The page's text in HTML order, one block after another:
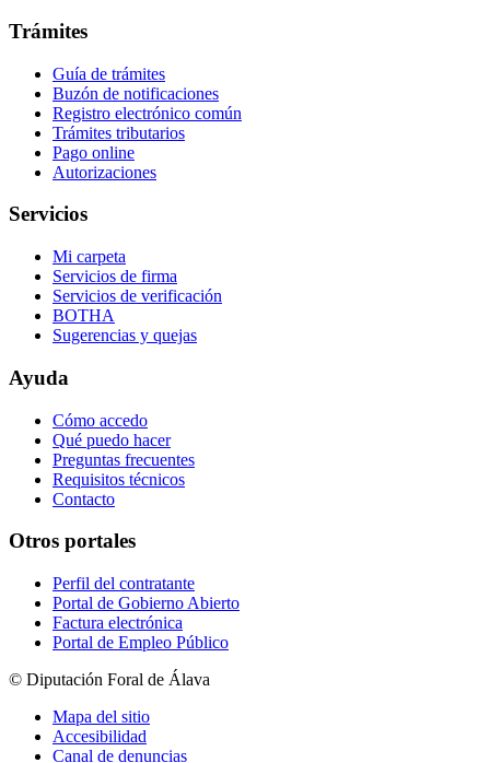
Trámites
Guía de trámites
Buzón de notificaciones
Registro electrónico común
Trámites tributarios
Pago online
Autorizaciones
Servicios
Mi carpeta
Servicios de firma
Servicios de verificación
BOTHA
Sugerencias y quejas
Ayuda
Cómo accedo
Qué puedo hacer
Preguntas frecuentes
Requisitos técnicos
Contacto
Otros portales
Perfil del contratante
Portal de Gobierno Abierto
Factura electrónica
Portal de Empleo Público
© Diputación Foral de Álava
Mapa del sitio
Accesibilidad
Canal de denuncias